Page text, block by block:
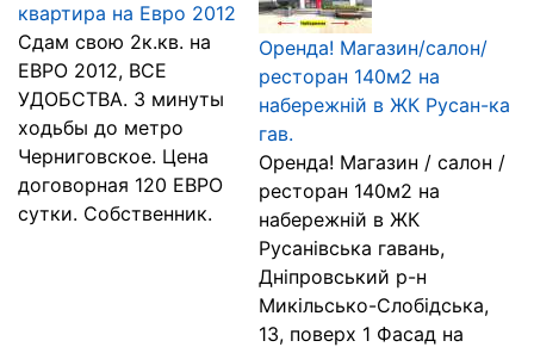
квартира на Евро 2012
Сдам свою 2к.кв. на
ЕВРО 2012, ВСЕ
УДОБСТВА. 3 минуты
ходьбы до метро
Черниговское. Цена
договорная 120 ЕВРО
сутки. Собственник.
Оренда! Магазин/салон/
ресторан 140м2 на
набережній в ЖК Русан-ка
гав.
Оренда! Магазин / салон /
ресторан 140м2 на
набережній в ЖК
Русанівська гавань,
Дніпровський р-н
Микільсько-Слобідська,
13, поверх 1 Фасад на